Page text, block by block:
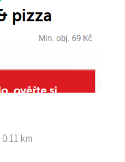
0.11 km